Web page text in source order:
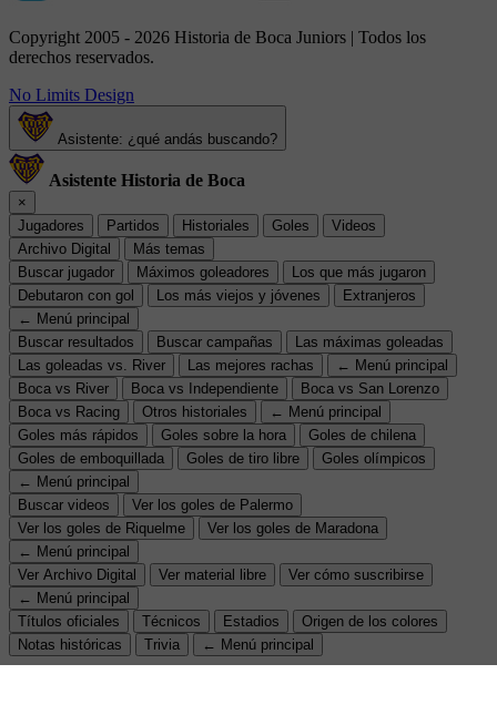
Copyright 2005 - 2026 Historia de Boca Juniors | Todos los
derechos reservados.
No Limits Design
Asistente: ¿qué andás buscando?
Asistente Historia de Boca
×
Jugadores
Partidos Historiales Goles
Videos
Archivo Digital
Más temas
Buscar jugador
Máximos goleadores
Los que más jugaron
Debutaron con gol
Los más viejos y jóvenes
Extranjeros
← Menú principal
Buscar resultados
Buscar campañas
Las máximas goleadas
Las goleadas vs. River
Las mejores rachas
← Menú principal
Boca vs River
Boca vs Independiente
Boca vs San Lorenzo
Boca vs Racing
Otros historiales
← Menú principal
Goles más rápidos
Goles sobre la hora
Goles de chilena
Goles de emboquillada
Goles de tiro libre
Goles olímpicos
← Menú principal
Buscar videos
Ver los goles de Palermo
Ver los goles de Riquelme
Ver los goles de Maradona
← Menú principal
Ver Archivo Digital
Ver material libre
Ver cómo suscribirse
← Menú principal
Títulos oficiales
Técnicos Estadios
Origen de los colores
Notas históricas
Trivia ← Menú principal